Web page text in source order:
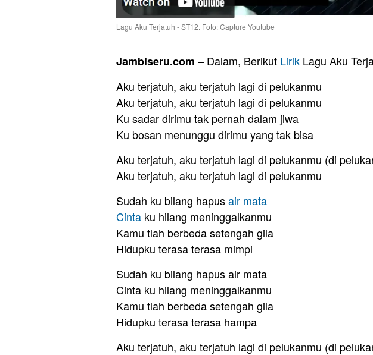
Lagu Aku Terjatuh - ST12. Foto: Capture Youtube
Jambiseru.com – Dalam, Berikut Lirik Lagu Aku
Aku terjatuh, aku terjatuh lagi di pelukanmu
Aku terjatuh, aku terjatuh lagi di pelukanmu
Ku sadar dirimu tak pernah dalam jiwa
Ku bosan menunggu dirimu yang tak bisa
Aku terjatuh, aku terjatuh lagi di pelukanmu (di
Aku terjatuh, aku terjatuh lagi di pelukanmu
Sudah ku bilang hapusair mata
Cinta ku hilang meninggalkanmu
Kamu tlah berbeda setengah gila
Hidupku terasa terasa mimpi
Sudah ku bilang hapus air mata
Cinta ku hilang meninggalkanmu
Kamu tlah berbeda setengah gila
Hidupku terasa terasa hampa
Aku terjatuh, aku terjatuh lagi di pelukanmu (di